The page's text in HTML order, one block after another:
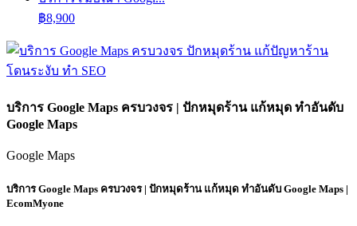
฿8,900
บริการ Google Maps ครบวงจร | ปักหมุดร้าน แก้หมุด ทำอันดับ
Google Maps
Google Maps
บริการ Google Maps ครบวงจร | ปักหมุดร้าน แก้หมุด ทำอันดับ Google Maps |
EcomMyone